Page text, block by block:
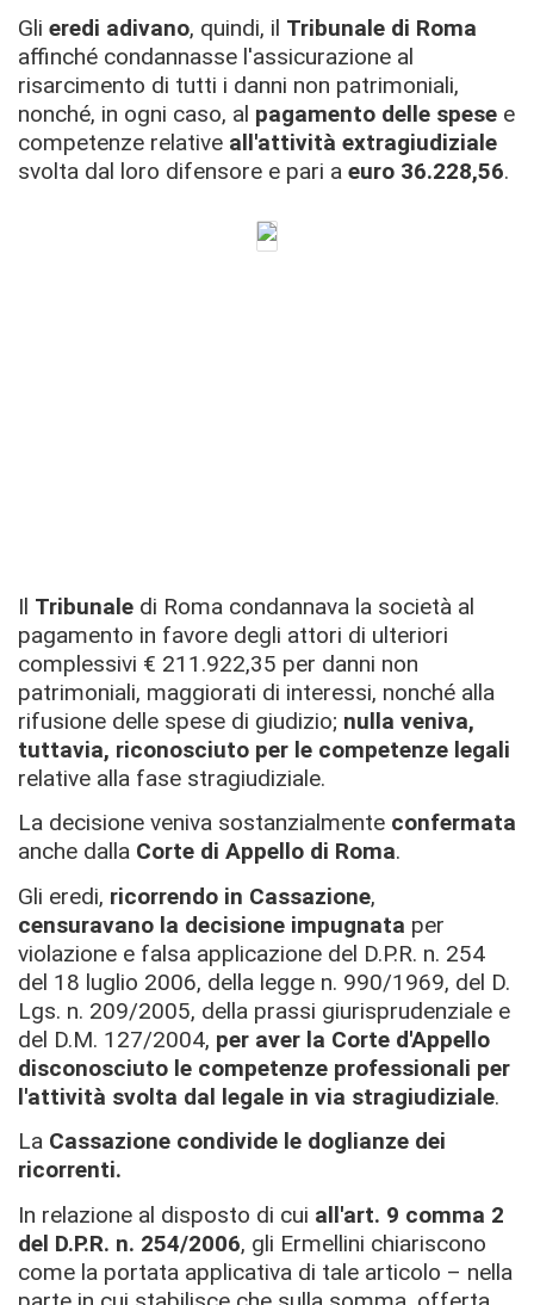
Gli eredi adivano, quindi, il Tribunale di Roma
affinché condannasse l'assicurazione al
risarcimento di tutti i danni non patrimoniali,
nonché, in ogni caso, al pagamento delle spese e
competenze relative all'attività extragiudiziale
svolta dal loro difensore e pari a euro 36.228,56.
Il Tribunale di Roma condannava la società al
pagamento in favore degli attori di ulteriori
complessivi € 211.922,35 per danni non
patrimoniali, maggiorati di interessi, nonché alla
rifusione delle spese di giudizio; nulla veniva,
tuttavia, riconosciuto per le competenze legali
relative alla fase stragiudiziale.
La decisione veniva sostanzialmente confermata
anche dalla Corte di Appello di Roma.
Gli eredi, ricorrendo in Cassazione,
censuravano la decisione impugnata per
violazione e falsa applicazione del D.P.R. n. 254
del 18 luglio 2006, della legge n. 990/1969, del D.
Lgs. n. 209/2005, della prassi giurisprudenziale e
del D.M. 127/2004, per aver la Corte d'Appello
disconosciuto le competenze professionali per
l'attività svolta dal legale in via stragiudiziale.
La Cassazione condivide le doglianze dei
ricorrenti.
In relazione al disposto di cui all'art. 9 comma 2
del D.P.R. n. 254/2006, gli Ermellini chiariscono
come la portata applicativa di tale articolo – nella